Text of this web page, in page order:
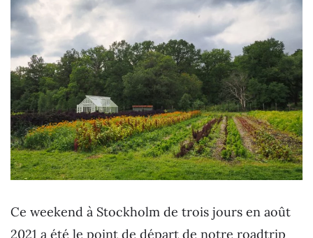
Ce weekend à Stockholm de trois jours en août
2021 a été le point de départ de notre roadtrip